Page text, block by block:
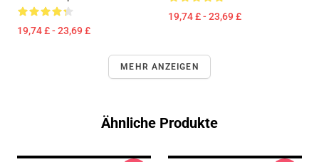
19,74 £ - 23,69 £
19,74 £ - 23,69 £
MEHR ANZEIGEN
Ähnliche Produkte